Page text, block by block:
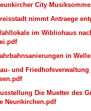
City
nimmt Antraege
im Wibliohaus
in
und Friedhofsverwaltung
Die Muetter des
Neunkirchen.pdf